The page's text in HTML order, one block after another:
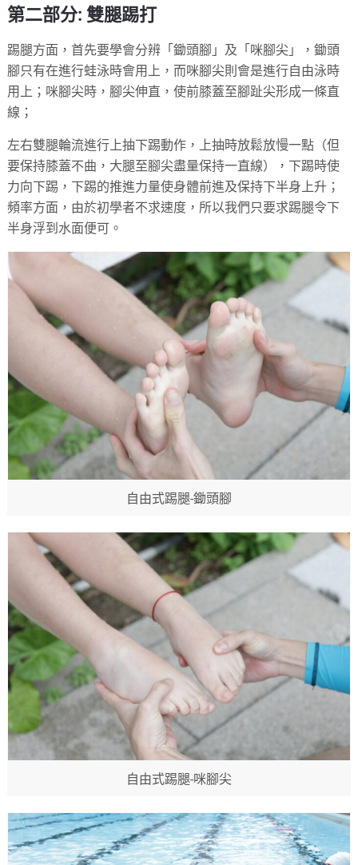
第二部分: 雙腿踢打
踢腿方面，首先要學會分辨「鋤頭腳」及「咪腳尖」，鋤頭
腳只有在進行蛙泳時會用上，而咪腳尖則會是進行自由泳時
用上；咪腳尖時，腳尖伸直，使前膝蓋至腳趾尖形成一條直
線；
左右雙腿輪流進行上抽下踢動作，上抽時放鬆放慢一點（但
要保持膝蓋不曲，大腿至腳尖盡量保持一直線），下踢時使
力向下踢，下踢的推進力量使身體前進及保持下半身上升；
頻率方面，由於初學者不求速度，所以我們只要求踢腿令下
半身浮到水面便可。
自由式踢腿-鋤頭腳
自由式踢腿-咪腳尖